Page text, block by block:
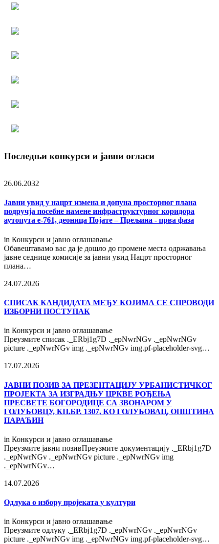
Последњи конкурси и јавни огласи
26.06.2032
Јавни увид у нацрт измена и допуна просторног плана
подручја посебне намене инфраструктурног коридора
аутопута е-761, деоница Појате – Прељина - прва фаза
in Конкурси и јавно оглашавање
Обавештавамо вас да је дошло до промене места одржавања
јавне седнице комисије за јавни увид Нацрт просторног
плана…
24.07.2026
СПИСАК КАНДИДАТА МЕЂУ КОЈИМА СЕ СПРОВОДИ
ИЗБОРНИ ПОСТУПАК
in Конкурси и јавно оглашавање
Преузмите списак ._ERbj1g7D ._epNwrNGv ._epNwrNGv
picture ._epNwrNGv img ._epNwrNGv img.pf-placeholder-svg…
17.07.2026
ЈАВНИ ПОЗИВ ЗА ПРЕЗЕНТАЦИЈУ УРБАНИСТИЧКОГ
ПРОЈЕКТА ЗА ИЗГРАДЊУ ЦРКВЕ РОЂЕЊА
ПРЕСВЕТЕ БОГОРОДИЦЕ СА ЗВОНАРОМ У
ГОЛУБОВЦУ, КП.БР. 1307, КО ГОЛУБОВАЦ, ОПШТИНА
ПАРАЋИН
in Конкурси и јавно оглашавање
Преузмите јавни позивПреузмите документацију ._ERbj1g7D
._epNwrNGv ._epNwrNGv picture ._epNwrNGv img
._epNwrNGv…
14.07.2026
Одлука о избору пројеката у култури
in Конкурси и јавно оглашавање
Преузмите одлуку ._ERbj1g7D ._epNwrNGv ._epNwrNGv
picture ._epNwrNGv img ._epNwrNGv img.pf-placeholder-svg…